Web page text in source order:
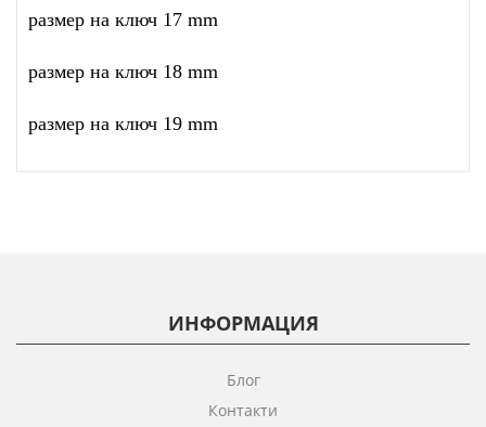
размер на ключ 17 mm
размер на ключ 18 mm
размер на ключ 19 mm
ИНФОРМАЦИЯ
Блог
Контакти